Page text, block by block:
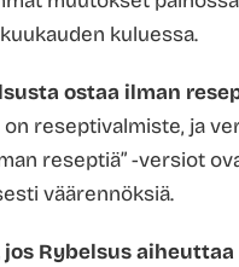
kuluessa.
ostaa ilman
on reseptivalmiste, ja
reseptiä” -versiot
väärennöksiä.
Rybelsus aiheuttaa